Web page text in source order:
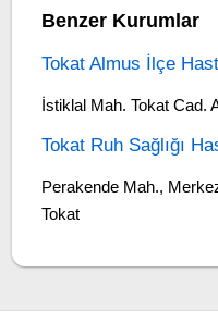
Benzer Kurumlar
Tokat Almus İlçe
İstiklal Mah. Tokat Cad.
Tokat Ruh Sağlığı
Perakende Mah.,
Tokat